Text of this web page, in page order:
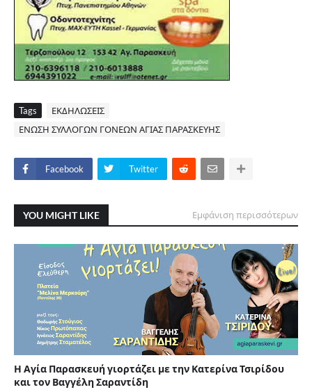
Tags
ΕΚΔΗΛΩΣΕΙΣ
ΕΝΩΣΗ ΣΥΛΛΟΓΩΝ ΓΟΝΕΩΝ ΑΓΙΑΣ ΠΑΡΑΣΚΕΥΗΣ
Facebook Twitter
YOU MIGHT LIKE Εμφάνιση περισσότερων
Η Αγία Παρασκευή γιορτάζει με την Κατερίνα Τσιρίδου
και τον Βαγγέλη Σαραντίδη